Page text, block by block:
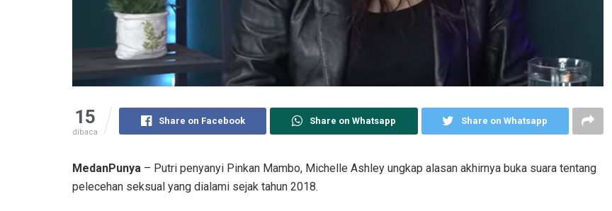
15
dibaca
Share on Facebook Share on Whatsapp Share on Whatsapp
MedanPunya – Putri penyanyi Pinkan Mambo, Michelle Ashley ungkap alasan akhirnya buka suara tentang
pelecehan seksual yang dialami sejak tahun 2018.